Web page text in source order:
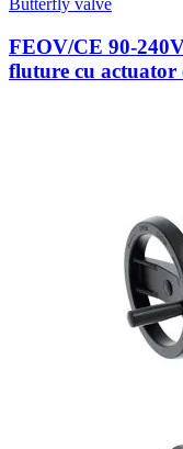
Butterfly valve
FEOV/CE 90-
fluture cu actuator